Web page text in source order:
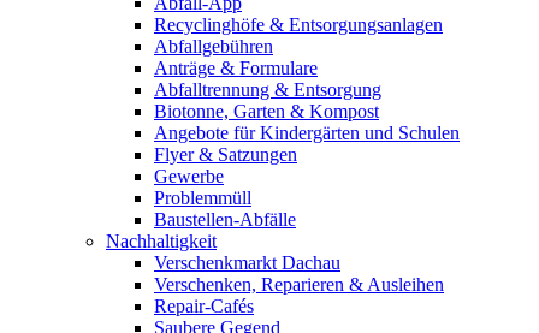
Recyclinghöfe & Entsorgungsanlagen
Abfallgebühren
Anträge & Formulare
Abfalltrennung & Entsorgung
Biotonne, Garten & Kompost
Angebote für Kindergärten und Schulen
Flyer & Satzungen
Gewerbe
Problemmüll
Baustellen-Abfälle
Nachhaltigkeit
Verschenkmarkt Dachau
Verschenken, Reparieren & Ausleihen
Repair-Cafés
Saubere Gegend